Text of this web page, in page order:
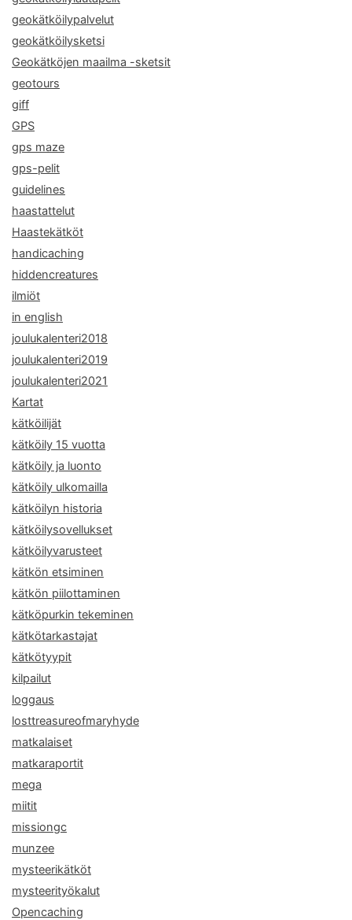
geokätköilypalvelut
geokätköilysketsi
Geokätköjen maailma -sketsit
geotours
giff
GPS
gps maze
gps-pelit
guidelines
haastattelut
Haastekätköt
handicaching
hiddencreatures
ilmiöt
in english
joulukalenteri2018
joulukalenteri2019
joulukalenteri2021
Kartat
kätköilijät
kätköily 15 vuotta
kätköily ja luonto
kätköily ulkomailla
kätköilyn historia
kätköilysovellukset
kätköilyvarusteet
kätkön etsiminen
kätkön piilottaminen
kätköpurkin tekeminen
kätkötarkastajat
kätkötyypit
kilpailut
loggaus
losttreasureofmaryhyde
matkalaiset
matkaraportit
mega
miitit
missiongc
munzee
mysteerikätköt
mysteerityökalut
Opencaching